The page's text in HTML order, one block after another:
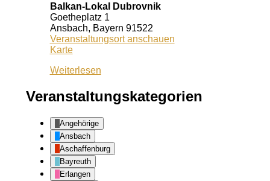
Balkan-Lokal Dubrovnik
Goetheplatz 1
Ansbach, Bayern 91522
Veranstaltungsort anschauen
KarteBalkan-
Dubrovnik
Weiterlesen
Veranstaltungskategorien
Angehörige
Ansbach
Aschaffenburg
Bayreuth
Erlangen